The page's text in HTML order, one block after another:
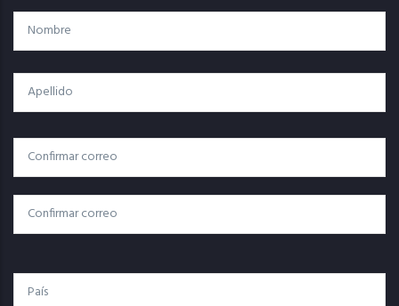
Nombre
Apellido
Correo
Electrónico
Correo Electrónico
Confirmar Correo
País